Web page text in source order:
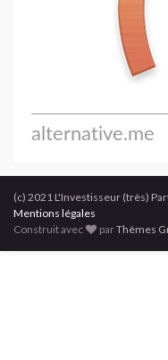
(c) 2021 L'Investisseur (très)
Mentions légales
Construit avec
parThèmes